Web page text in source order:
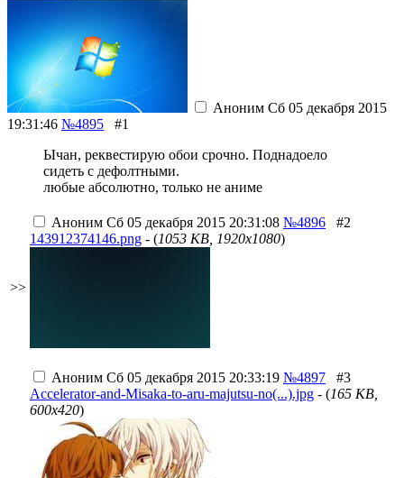
Аноним Сб 05 декабря 2015
19:31:46 №4895
#1
Ычан, реквестирую обои срочно. Поднадоело
сидеть с дефолтными.
любые абсолютно, только не аниме
>>
Аноним Сб 05 декабря 2015 20:31:08 №4896
#2
143912374146.png - (1053 KB, 1920x1080)
Аноним Сб 05 декабря 2015 20:33:19 №4897
#3
Accelerator-and-Misaka-to-aru-majutsu-no(...).jpg - (165 KB,
600x420)